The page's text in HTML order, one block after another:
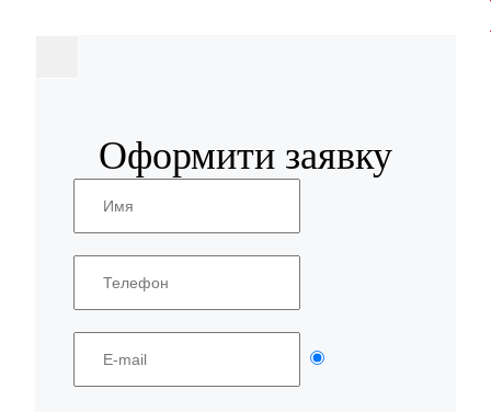
Оформити заявку